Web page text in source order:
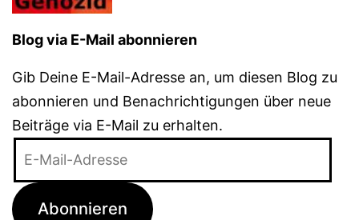
Blog via E-Mail abonnieren
Gib Deine E-Mail-Adresse an, um diesen Blog zu
abonnieren und Benachrichtigungen über neue
Beiträge via E-Mail zu erhalten.
Adresse
Abonnieren